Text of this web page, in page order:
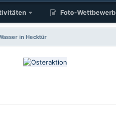
Foto-Wettbewerb
in Hecktür